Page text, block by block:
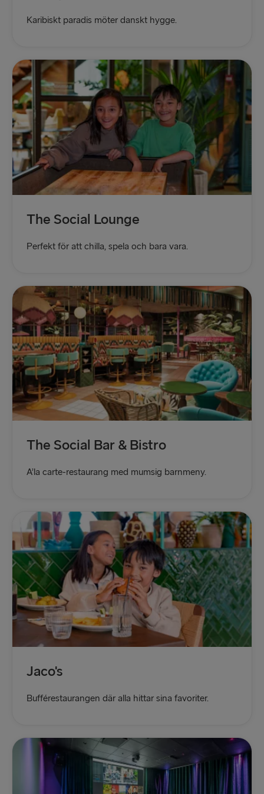
Nynäshamn → Ventspils
Ventspils → Nynäshamn
RESTEN AV EUROPA
Rosslare → Fishguard
Belfast → Cairnryan
Belfast → Liverpool
Hoek van Holland → Harwich
Fishguard → Rosslare
Cairnryan → Belfast
Liverpool → Belfast
Harwich → Hoek van Holland
Dublin → Holyhead
Liepāja → Travemünde
Karibiskt paradis möter danskt hygge.
The Social Lounge
Perfekt för att chilla, spela och bara vara.
The Social Bar & Bistro
A’la carte-restaurang med mumsig barnmeny.
Jaco's
Bufférestaurangen där alla hittar sina favoriter.